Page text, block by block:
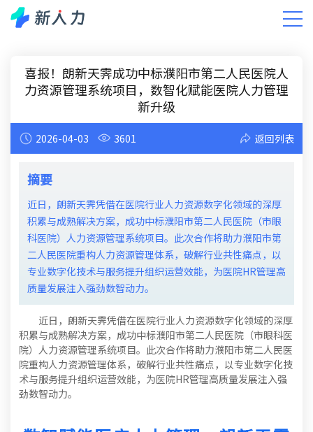
新闻中心 小新有话说
喜报！朗新天霁成功中标濮阳市第二人民医院人
力资源管理系统项目，数智化赋能医院人力管理
新升级
2026-04-03 3601 返回列表
摘要
近日，朗新天霁凭借在医院行业人力资源数字化领域的深厚
积累与成熟解决方案，成功中标濮阳市第二人民医院（市眼
科医院）人力资源管理系统项目。此次合作将助力濮阳市第
二人民医院重构人力资源管理体系，破解行业共性痛点，以
专业数字化技术与服务提升组织运营效能，为医院HR管理高
质量发展注入强劲数智动力。
近日，朗新天霁凭借在医院行业人力资源数字化领域的深厚
积累与成熟解决方案，成功中标濮阳市第二人民医院（市眼科医
院）人力资源管理系统项目。此次合作将助力濮阳市第二人民医
院重构人力资源管理体系，破解行业共性痛点，以专业数字化技
术与服务提升组织运营效能，为医院HR管理高质量发展注入强
劲数智动力。